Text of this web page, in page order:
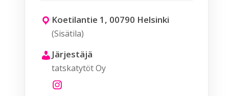
Koetilantie 1, 00790 Helsinki
(Sisätila)
Järjestäjä
tatskatytöt Oy